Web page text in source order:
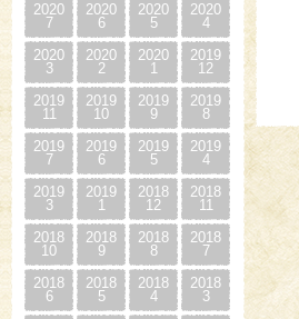
2020
7
2020
6
2020
5
2020
4
2020
3
2020
2
2020
1
2019
12
2019
11
2019
10
2019
9
2019
8
2019
7
2019
6
2019
5
2019
4
2019
3
2019
1
2018
12
2018
11
2018
10
2018
9
2018
8
2018
7
2018
6
2018
5
2018
4
2018
3